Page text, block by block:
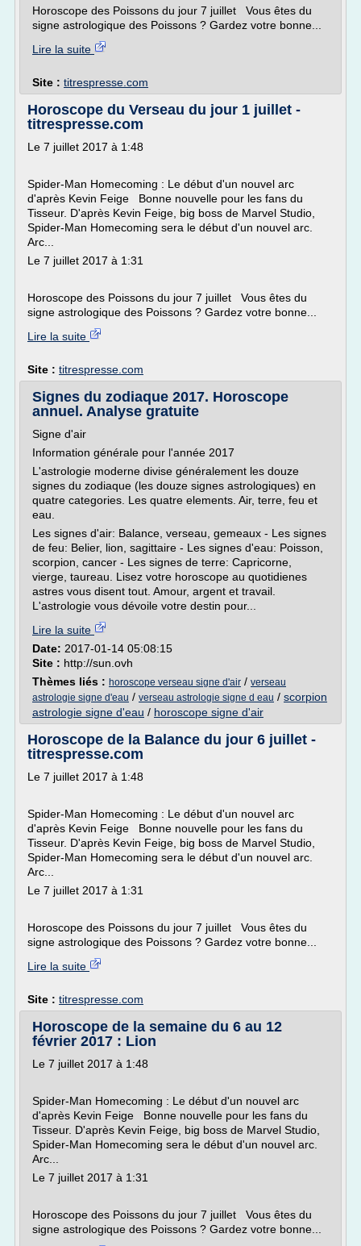
Horoscope des Poissons du jour 7 juillet Vous êtes du
signe astrologique des Poissons ? Gardez votre bonne...
Lire la suite
Site : titrespresse.com
Horoscope du Verseau du jour 1 juillet -
titrespresse.com
Le 7 juillet 2017 à 1:48
Spider-Man Homecoming : Le début d'un nouvel arc
d'après Kevin Feige Bonne nouvelle pour les fans du
Tisseur. D'après Kevin Feige, big boss de Marvel Studio,
Spider-Man Homecoming sera le début d'un nouvel arc.
Arc...
Le 7 juillet 2017 à 1:31
Horoscope des Poissons du jour 7 juillet Vous êtes du
signe astrologique des Poissons ? Gardez votre bonne...
Lire la suite
Site : titrespresse.com
Signes du zodiaque 2017. Horoscope
annuel. Analyse gratuite
Signe d'air
Information générale pour l'année 2017
L'astrologie moderne divise généralement les douze
signes du zodiaque (les douze signes astrologiques) en
quatre categories. Les quatre elements. Air, terre, feu et
eau.
Les signes d'air: Balance, verseau, gemeaux - Les signes
de feu: Belier, lion, sagittaire - Les signes d'eau: Poisson,
scorpion, cancer - Les signes de terre: Capricorne,
vierge, taureau. Lisez votre horoscope au quotidienes
astres vous disent tout. Amour, argent et travail.
L'astrologie vous dévoile votre destin pour...
Lire la suite
Date: 2017-01-14 05:08:15
Site : http://sun.ovh
Thèmes liés : horoscope verseau signe d'air / verseau
astrologie signe d'eau / verseau astrologie signe d eau / scorpion
astrologie signe d'eau / horoscope signe d'air
Horoscope de la Balance du jour 6 juillet -
titrespresse.com
Le 7 juillet 2017 à 1:48
Spider-Man Homecoming : Le début d'un nouvel arc
d'après Kevin Feige Bonne nouvelle pour les fans du
Tisseur. D'après Kevin Feige, big boss de Marvel Studio,
Spider-Man Homecoming sera le début d'un nouvel arc.
Arc...
Le 7 juillet 2017 à 1:31
Horoscope des Poissons du jour 7 juillet Vous êtes du
signe astrologique des Poissons ? Gardez votre bonne...
Lire la suite
Site : titrespresse.com
Horoscope de la semaine du 6 au 12
février 2017 : Lion
Le 7 juillet 2017 à 1:48
Spider-Man Homecoming : Le début d'un nouvel arc
d'après Kevin Feige Bonne nouvelle pour les fans du
Tisseur. D'après Kevin Feige, big boss de Marvel Studio,
Spider-Man Homecoming sera le début d'un nouvel arc.
Arc...
Le 7 juillet 2017 à 1:31
Horoscope des Poissons du jour 7 juillet Vous êtes du
signe astrologique des Poissons ? Gardez votre bonne...